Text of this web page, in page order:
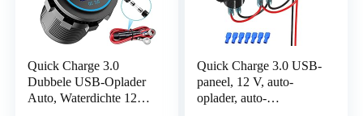
Quick Charge 3.0
Dubbele USB-Oplader
Auto, Waterdichte 12V /
Quick Charge 3.0 USB-
paneel, 12 V, auto-
oplader, auto-